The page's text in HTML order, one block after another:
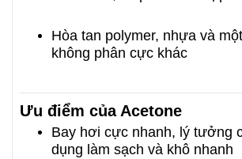
Hòa tan polymer, nhựa và
không phân cực khác
Ưu điểm của Acetone
Bay hơi cực nhanh, lý tưởng
dụng làm sạch và khô nhanh